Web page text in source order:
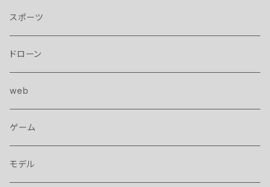
スポーツ
ドローン
web
ゲーム
モデル